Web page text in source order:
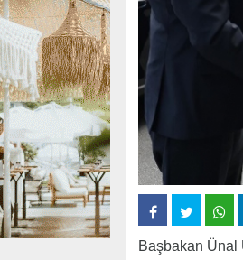
Başbakan Ünal